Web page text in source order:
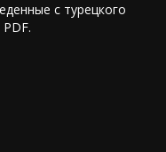
с турецкого